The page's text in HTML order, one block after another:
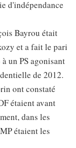
d'indépendance
Bayrou était
et a fait le pari
un PS agonisant
de 2012.
ont constaté
étaient avant
dans les
étaient les